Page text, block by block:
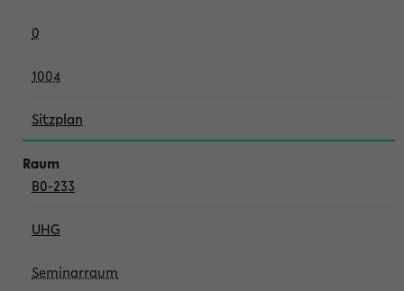
0
1004
Sitzplan
B0-233
UHG
Seminarraum